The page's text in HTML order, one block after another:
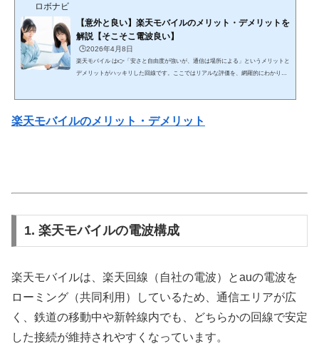
ロボナビ
【意外と良い】楽天モバイルのメリット・デメリットを
解説【そこそこ電波良い】
🕒️2026年4月8日
楽天モバイル は👉「安さと自由度が強いが、通信は場所による」というメリットと
デメリットがハッキリした回線です。ここではリアルな評価を、網羅的にわかりや
楽天モバイルのメリット・デメリット
1. 楽天モバイルの電波構成
楽天モバイルは、楽天回線（自社の電波）とauの電波を
ローミング（共同利用）しているため、通信エリアが広
く、鉄道の移動中や新幹線内でも、どちらかの回線で安定
した接続が維持されやすくなっています。